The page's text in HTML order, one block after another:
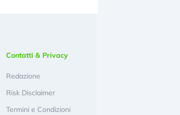
Contatti & Privacy
Redazione
Risk Disclaimer
Termini e Condizioni